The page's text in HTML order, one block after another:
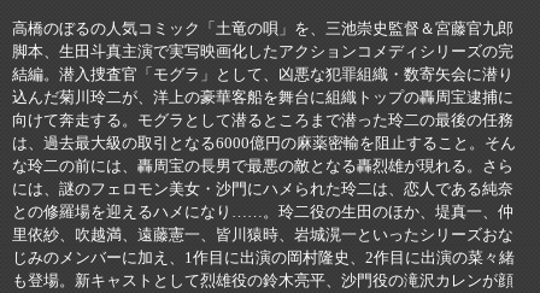
高橋のぼるの人気コミック「土竜の唄」を、三池崇史監督＆宮藤官九郎
脚本、生田斗真主演で実写映画化したアクションコメディシリーズの完
結編。潜入捜査官「モグラ」として、凶悪な犯罪組織・数寄矢会に潜り
込んだ菊川玲二が、洋上の豪華客船を舞台に組織トップの轟周宝逮捕に
向けて奔走する。モグラとして潜るところまで潜った玲二の最後の任務
は、過去最大級の取引となる6000億円の麻薬密輸を阻止すること。そん
な玲二の前には、轟周宝の長男で最悪の敵となる轟烈雄が現れる。さら
には、謎のフェロモン美女・沙門にハメられた玲二は、恋人である純奈
との修羅場を迎えるハメになり……。玲二役の生田のほか、堤真一、仲
里依紗、吹越満、遠藤憲一、皆川猿時、岩城滉一といったシリーズおな
じみのメンバーに加え、1作目に出演の岡村隆史、2作目に出演の菜々緒
も登場。新キャストとして烈雄役の鈴木亮平、沙門役の滝沢カレンが顔